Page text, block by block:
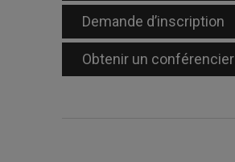
Demande d’inscription
Obtenir un conférencier